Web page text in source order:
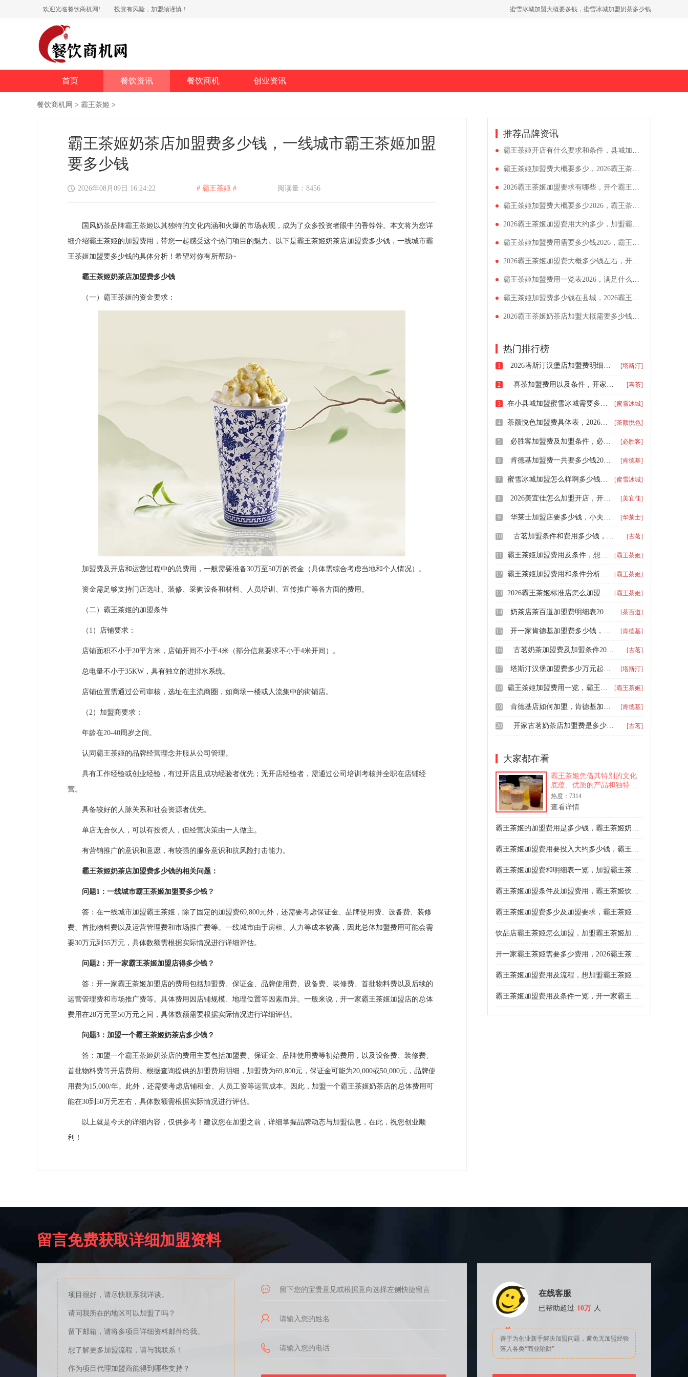
欢迎光临餐饮商机网! 投资有风险，加盟须谨慎！ 蜜雪冰城加盟大概要多钱，蜜雪冰城加盟奶茶多少钱
首页 餐饮资讯 餐饮商机 创业资讯
餐饮商机网 > 霸王茶姬 >
霸王茶姬奶茶店加盟费多少钱，一线城市霸王茶姬加盟
要多少钱
2026年08月09日 16:24:22 # 霸王茶姬 # 阅读量：8456
国风奶茶品牌霸王茶姬以其独特的文化内涵和火爆的市场表现，成为了众多投资者眼中的香饽饽。本文将为您详
细介绍霸王茶姬的加盟费用，带您一起感受这个热门项目的魅力。以下是霸王茶姬奶茶店加盟费多少钱，一线城市霸
王茶姬加盟要多少钱的具体分析！希望对你有所帮助~
霸王茶姬奶茶店加盟费多少钱
（一）霸王茶姬的资金要求：
加盟费及开店和运营过程中的总费用，一般需要准备30万至50万的资金（具体需综合考虑当地和个人情况）。
资金需足够支持门店选址、装修、采购设备和材料、人员培训、宣传推广等各方面的费用。
（二）霸王茶姬的加盟条件
（1）店铺要求：
店铺面积不小于20平方米，店铺开间不小于4米（部分信息要求不小于4米开间）。
总电量不小于35KW，具有独立的进排水系统。
店铺位置需通过公司审核，选址在主流商圈，如商场一楼或人流集中的街铺店。
（2）加盟商要求：
年龄在20-40周岁之间。
认同霸王茶姬的品牌经营理念并服从公司管理。
具有工作经验或创业经验，有过开店且成功经验者优先；无开店经验者，需通过公司培训考核并全职在店铺经
营。
具备较好的人脉关系和社会资源者优先。
单店无合伙人，可以有投资人，但经营决策由一人做主。
有营销推广的意识和意愿，有较强的服务意识和抗风险打击能力。
霸王茶姬奶茶店加盟费多少钱的相关问题：
问题1：一线城市霸王茶姬加盟要多少钱？
答：在一线城市加盟霸王茶姬，除了固定的加盟费69,800元外，还需要考虑保证金、品牌使用费、设备费、装修
费、首批物料费以及运营管理费和市场推广费等。一线城市由于房租、人力等成本较高，因此总体加盟费用可能会需
要30万元到55万元，具体数额需根据实际情况进行详细评估。
问题2：开一家霸王茶姬加盟店得多少钱？
答：开一家霸王茶姬加盟店的费用包括加盟费、保证金、品牌使用费、设备费、装修费、首批物料费以及后续的
运营管理费和市场推广费等。具体费用因店铺规模、地理位置等因素而异。一般来说，开一家霸王茶姬加盟店的总体
费用在28万元至50万元之间，具体数额需要根据实际情况进行详细评估。
问题3：加盟一个霸王茶姬奶茶店多少钱？
答：加盟一个霸王茶姬奶茶店的费用主要包括加盟费、保证金、品牌使用费等初始费用，以及设备费、装修费、
首批物料费等开店费用。根据查询提供的加盟费用明细，加盟费为69,800元，保证金可能为20,000或50,000元，品牌使
用费为15,000/年。此外，还需要考虑店铺租金、人员工资等运营成本。因此，加盟一个霸王茶姬奶茶店的总体费用可
能在30到50万元左右，具体数额需根据实际情况进行评估。
以上就是今天的详细内容，仅供参考！建议您在加盟之前，详细掌握品牌动态与加盟信息，在此，祝您创业顺
利！
推荐品牌资讯
霸王茶姬开店有什么要求和条件，县城加盟霸王茶姬大概多少钱
霸王茶姬加盟费大概要多少，2026霸王茶姬加盟价目表怎么看
2026霸王茶姬加盟要求有哪些，开个霸王茶姬店铺需要多少资金
霸王茶姬加盟费大概要多少2026，霸王茶姬加盟条件及流程标准
2026霸王茶姬加盟费用大约多少，加盟霸王茶姬有哪些优势
霸王茶姬加盟费用需要多少钱2026，霸王茶姬开店成本费用详解
2026霸王茶姬加盟费大概多少钱左右，开一家奶茶店需要准备什么
霸王茶姬加盟费用一览表2026，满足什么要求可以开霸王茶姬店
霸王茶姬加盟费多少钱在县城，2026霸王茶姬加盟条件明细表
2026霸王茶姬奶茶店加盟大概需要多少钱，霸王茶姬四线城市加盟要多少钱
热门排行榜
1 2026塔斯汀汉堡店加盟费明细表，乡镇可以加盟塔斯汀吗 [塔斯汀]
2 喜茶加盟费用以及条件，开家喜茶要多少万元左右 [喜茶]
3 在小县城加盟蜜雪冰城需要多少钱，加盟蜜雪冰城要投多少钱 [蜜雪冰城]
4 茶颜悦色加盟费具体表，2026年怎么加盟茶颜悦色奶茶店 [茶颜悦色]
5 必胜客加盟费及加盟条件，必胜客加盟费用明细表2024 [必胜客]
6 肯德基加盟费一共要多少钱2026，肯德基汉堡一般加盟多少钱 [肯德基]
7 蜜雪冰城加盟怎么样啊多少钱，蜜雪冰城合作加盟条件及费用多少 [蜜雪冰城]
8 2026美宜佳怎么加盟开店，开一家便利店需要多少钱 [美宜佳]
9 华莱士加盟店要多少钱，小夫妻怎么加盟华莱士 [华莱士]
10 古茗加盟条件和费用多少钱，三线城市加盟古茗要多少钱 [古茗]
11 霸王茶姬加盟费用及条件，想开霸王茶姬加盟费和条件 [霸王茶姬]
12 霸王茶姬加盟费用和条件分析，乡镇加盟霸王茶姬需要多少钱 [霸王茶姬]
13 2026霸王茶姬标准店怎么加盟，霸王茶姬加盟费用一共要多少钱 [霸王茶姬]
14 奶茶店茶百道加盟费明细表2026，加盟一家茶百道需要投资多少钱 [茶百道]
15 开一家肯德基加盟费多少钱，肯德基汉堡店加盟流程及要求 [肯德基]
16 古茗奶茶加盟费及加盟条件2026，加盟古茗的优势是什么 [古茗]
17 塔斯汀汉堡加盟费多少万元起，0经验如何加盟塔斯汀汉堡品牌 [塔斯汀]
18 霸王茶姬加盟费用一览，霸王茶姬加盟费用明细2024 [霸王茶姬]
19 肯德基店如何加盟，肯德基加盟要花多少加盟费2026 [肯德基]
20 开家古茗奶茶店加盟费是多少，古茗奶茶餐饮加盟多少钱 [古茗]
大家都在看
霸王茶姬凭借其特别的文化
底蕴、优质的产品和独特的
品牌形象，吸引了众多投资
者的目光。对于有意向加盟
霸王茶姬的人士来说，了解
的。以下是关于2024年霸王
茶姬加盟费、霸王茶姬加盟
热度：7314
查看详情
霸王茶姬的加盟费用是多少钱，霸王茶姬奶茶店加盟费大概多少钱
霸王茶姬加盟费用要投入大约多少钱，霸王茶姬加盟流程及条件都有哪些
霸王茶姬加盟费和明细表一览，加盟霸王茶姬条件好不好
霸王茶姬加盟条件及加盟费用，霸王茶姬饮品加盟需要多少钱
霸王茶姬加盟费多少及加盟要求，霸王茶姬通常加盟费几万元
饮品店霸王茶姬怎么加盟，加盟霸王茶姬加盟费明细2026
开一家霸王茶姬需要多少费用，2026霸王茶姬门店加盟怎么样
霸王茶姬加盟费用及流程，想加盟霸王茶姬怎么办
霸王茶姬加盟费用及条件一览，开一家霸王茶姬要准备多少钱
留言免费获取详细加盟资料
项目很好，请尽快联系我详谈。
请问我所在的地区可以加盟了吗？
留下邮箱，请将多项目详细资料邮件给我。
想了解更多加盟流程，请与我联系！
作为项目代理加盟商能得到哪些支持？
在线客服
已帮助超过 10万 人
善于为创业新手解决加盟问题，避免无加盟经验
落入各类“商业陷阱”